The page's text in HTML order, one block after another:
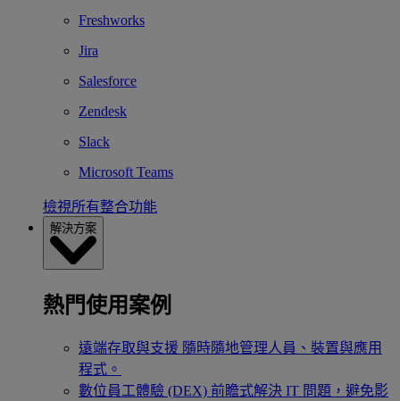
Freshworks
Jira
Salesforce
Zendesk
Slack
Microsoft Teams
檢視所有整合功能
解決方案
熱門使用案例
遠端存取與支援 隨時隨地管理人員、裝置與應用
程式。
數位員工體驗 (DEX) 前瞻式解決 IT 問題，避免影